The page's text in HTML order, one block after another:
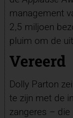
management
2,5 miljoen
pluim om de
Vereerd
Dolly Parton
te zijn met de
zangeres –